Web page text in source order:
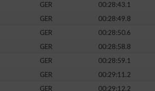
GER
00:28:43.1
GER
00:28:49.8
GER
00:28:50.6
GER 00:28:58.8
GER
00:28:59.1
GER
00:29:11.2
GER
00:29:12.2